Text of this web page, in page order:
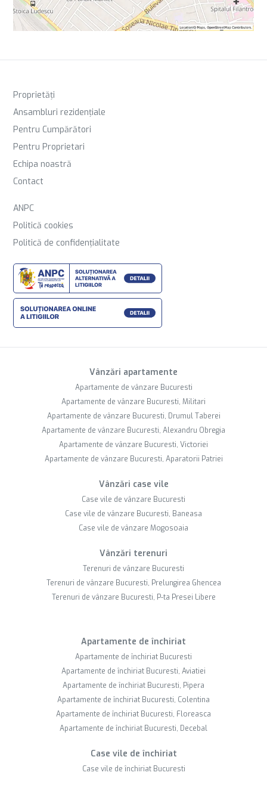
Proprietăți
Ansambluri rezidențiale
Pentru Cumpărători
Pentru Proprietari
Echipa noastră
Contact
ANPC
Politică cookies
Politică de confidențialitate
Vânzări apartamente
Apartamente de vânzare Bucuresti
Apartamente de vânzare Bucuresti, Militari
Apartamente de vânzare Bucuresti, Drumul Taberei
Apartamente de vânzare Bucuresti, Alexandru Obregia
Apartamente de vânzare Bucuresti, Victoriei
Apartamente de vânzare Bucuresti, Aparatorii Patriei
Vânzări case vile
Case vile de vânzare Bucuresti
Case vile de vânzare Bucuresti, Baneasa
Case vile de vânzare Mogosoaia
Vânzări terenuri
Terenuri de vânzare Bucuresti
Terenuri de vânzare Bucuresti, Prelungirea Ghencea
Terenuri de vânzare Bucuresti, P-ta Presei Libere
Apartamente de închiriat
Apartamente de închiriat Bucuresti
Apartamente de închiriat Bucuresti, Aviatiei
Apartamente de închiriat Bucuresti, Pipera
Apartamente de închiriat Bucuresti, Colentina
Apartamente de închiriat Bucuresti, Floreasca
Apartamente de închiriat Bucuresti, Decebal
Case vile de închiriat
Case vile de închiriat Bucuresti